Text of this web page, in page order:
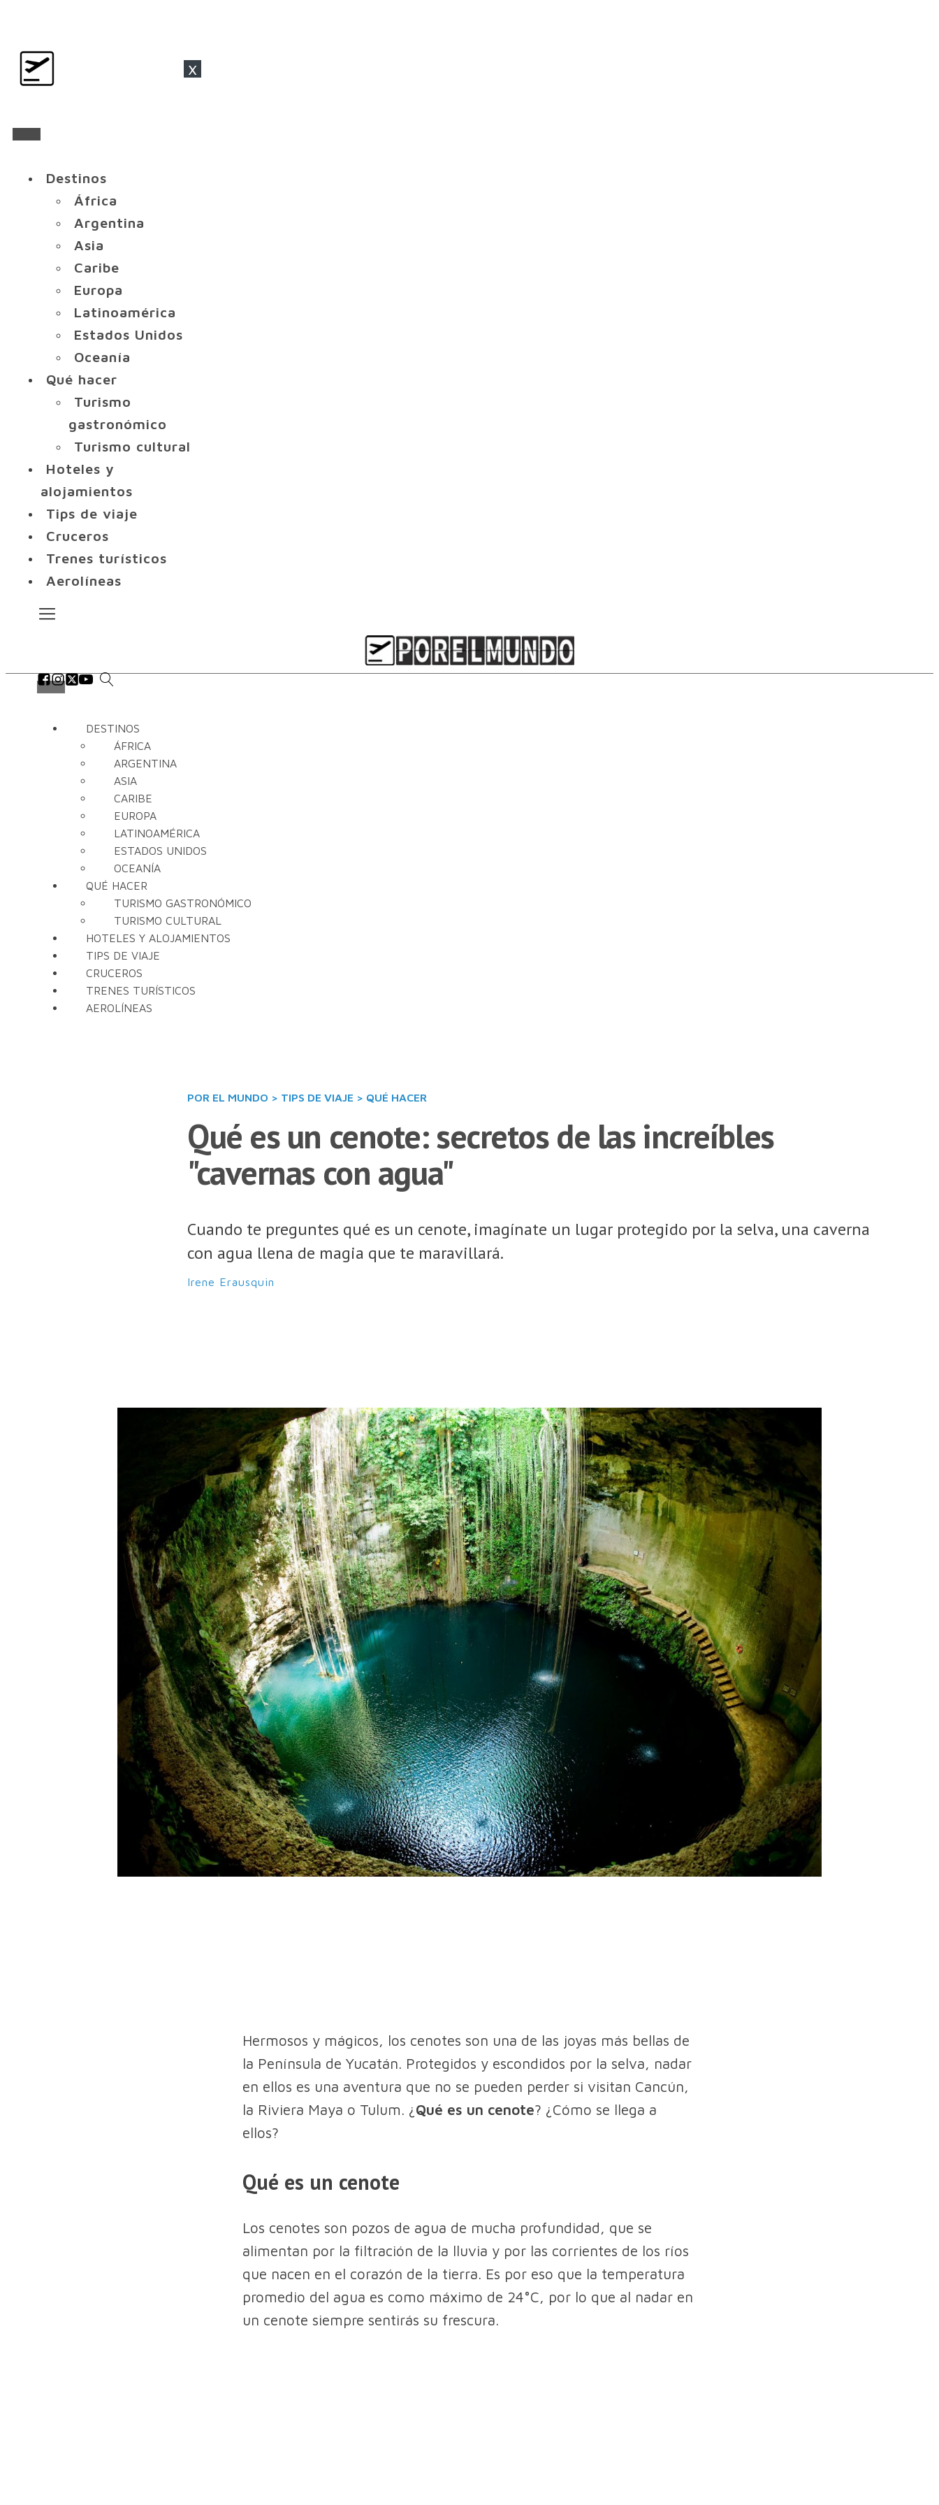
x
Destinos
África
Argentina
Asia
Caribe
Europa
Latinoamérica
Estados Unidos
Oceanía
Qué hacer
Turismo
gastronómico
Turismo cultural
Hoteles y
alojamientos
Tips de viaje
Cruceros
Trenes turísticos
Aerolíneas
DESTINOS
ÁFRICA
ARGENTINA
ASIA
CARIBE
EUROPA
LATINOAMÉRICA
ESTADOS UNIDOS
OCEANÍA
QUÉ HACER
TURISMO GASTRONÓMICO
TURISMO CULTURAL
HOTELES Y ALOJAMIENTOS
TIPS DE VIAJE
CRUCEROS
TRENES TURÍSTICOS
AEROLÍNEAS
POR EL MUNDO > TIPS DE VIAJE > QUÉ HACER
Qué es un cenote: secretos de las increíbles
"cavernas con agua"
Cuando te preguntes qué es un cenote, imagínate un lugar protegido por la selva, una caverna
con agua llena de magia que te maravillará.
Irene Erausquin
Hermosos y mágicos, los cenotes son una de las joyas más bellas de
la Península de Yucatán. Protegidos y escondidos por la selva, nadar
en ellos es una aventura que no se pueden perder si visitan Cancún,
la Riviera Maya o Tulum. ¿ Qué es un cenote? ¿Cómo se llega a
ellos?
Qué es un cenote
Los cenotes son pozos de agua de mucha profundidad, que se
alimentan por la filtración de la lluvia y por las corrientes de los ríos
que nacen en el corazón de la tierra. Es por eso que la temperatura
promedio del agua es como máximo de 24°C, por lo que al nadar en
un cenote siempre sentirás su frescura.